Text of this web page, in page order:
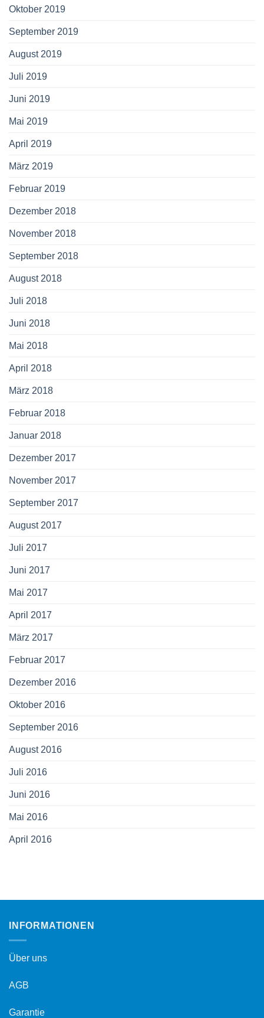
Oktober 2019
September 2019
August 2019
Juli 2019
Juni 2019
Mai 2019
April 2019
März 2019
Februar 2019
Dezember 2018
November 2018
September 2018
August 2018
Juli 2018
Juni 2018
Mai 2018
April 2018
März 2018
Februar 2018
Januar 2018
Dezember 2017
November 2017
September 2017
August 2017
Juli 2017
Juni 2017
Mai 2017
April 2017
März 2017
Februar 2017
Dezember 2016
Oktober 2016
September 2016
August 2016
Juli 2016
Juni 2016
Mai 2016
April 2016
INFORMATIONEN
Über uns
AGB
Garantie